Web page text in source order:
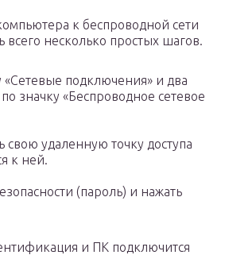
к беспроводной сети
всего несколько простых шагов.
«Сетевые подключения» и два
значку «Беспроводное сетевое
свою удаленную точку доступа
к ней.
(пароль) и нажать
и ПК подключится